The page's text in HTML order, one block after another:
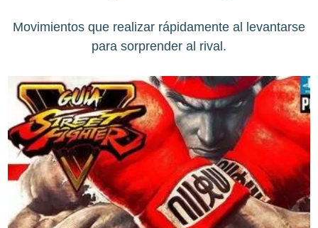
Movimientos que realizar rápidamente al levantarse
para sorprender al rival.